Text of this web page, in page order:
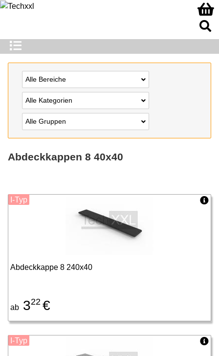
Alle Bereiche
Alle Kategorien
Alle Gruppen
Abdeckkappen 8 40x40
Abdeckkappe 8 240x40
ab 322 €
I-Typ
I-Typ